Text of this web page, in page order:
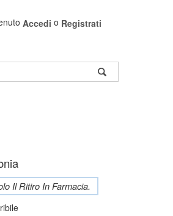
Accedi o Registrati
Il Ritiro In Farmacia.